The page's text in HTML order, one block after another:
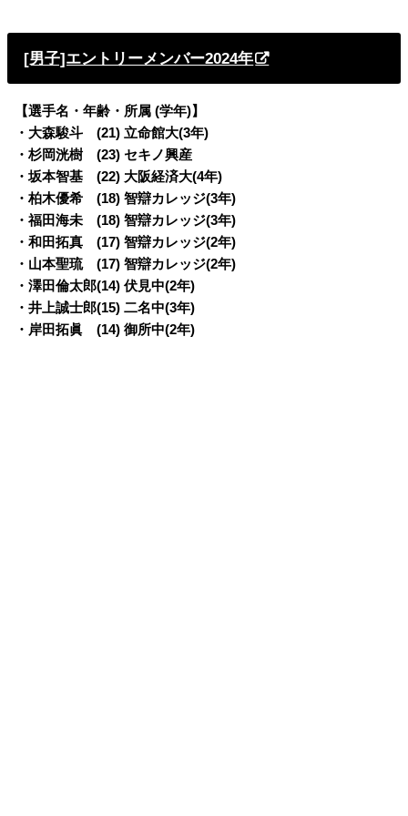
[男子]エントリーメンバー2024年
【選手名・年齢・所属 (学年)】
・大森駿斗 (21) 立命館大(3年)
・杉岡洸樹 (23) セキノ興産
・坂本智基 (22) 大阪経済大(4年)
・柏木優希 (18) 智辯カレッジ(3年)
・福田海未 (18) 智辯カレッジ(3年)
・和田拓真 (17) 智辯カレッジ(2年)
・山本聖琉 (17) 智辯カレッジ(2年)
・澤田倫太郎(14) 伏見中(2年)
・井上誠士郎(15) 二名中(3年)
・岸田拓眞 (14) 御所中(2年)